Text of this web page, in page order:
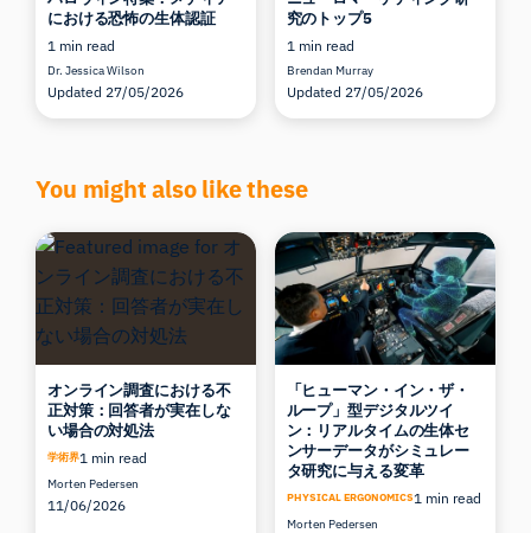
における恐怖の生体認証
1 min read
Dr. Jessica Wilson
Updated 27/05/2026
究のトップ5
1 min read
Brendan Murray
Updated 27/05/2026
You might also like these
オンライン調査における不
正対策：回答者が実在しな
い場合の対処法
学術界1 min read
Morten Pedersen
11/06/2026
「ヒューマン・イン・ザ・
ループ」型デジタルツイ
ン：リアルタイムの生体セ
ンサーデータがシミュレー
タ研究に与える変革
PHYSICAL ERGONOMICS1 min read
Morten Pedersen